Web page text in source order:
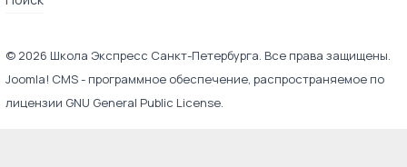
© 2026 Школа Экспресс Санкт-Петербурга. Все права защищены.
Joomla! CMS- программное обеспечение, распространяемое по
лицензии GNU General Public License.